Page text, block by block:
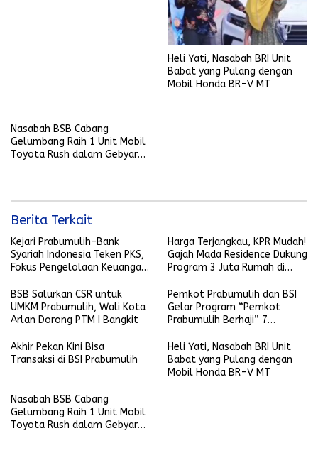
Heli Yati, Nasabah BRI Unit
Babat yang Pulang dengan
Mobil Honda BR-V MT
Nasabah BSB Cabang
Gelumbang Raih 1 Unit Mobil
Toyota Rush dalam Gebyar
Berita Terkait
Kejari Prabumulih–Bank
Syariah Indonesia Teken PKS,
Fokus Pengelolaan Keuangan
Harga Terjangkau, KPR Mudah!
Gajah Mada Residence Dukung
Program 3 Juta Rumah di
BSB Salurkan CSR untuk
UMKM Prabumulih, Wali Kota
Arlan Dorong PTM I Bangkit
Pemkot Prabumulih dan BSI
Gelar Program “Pemkot
Prabumulih Berhaji” 7
Akhir Pekan Kini Bisa
Transaksi di BSI Prabumulih
Heli Yati, Nasabah BRI Unit
Babat yang Pulang dengan
Mobil Honda BR-V MT
Nasabah BSB Cabang
Gelumbang Raih 1 Unit Mobil
Toyota Rush dalam Gebyar